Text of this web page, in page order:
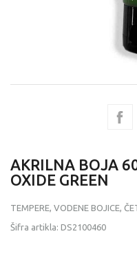
AKRILNA BOJA
OXIDE GREEN
TEMPERE, VODENE BOJICE,
Šifra artikla: DS2100460